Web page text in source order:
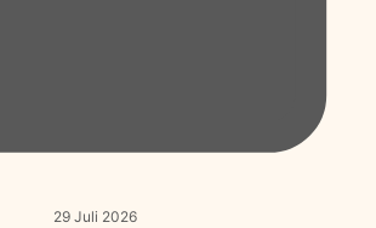
29 Juli 2026